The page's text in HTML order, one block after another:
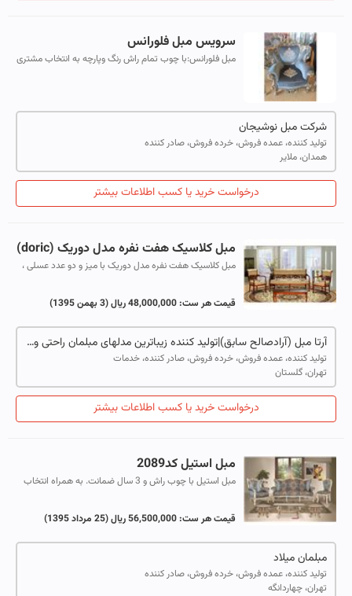
سرویس مبل فلورانس
مبل فلورانس:با چوب تمام راش رنگ وپارچه به انتخاب مشتری
شرکت مبل نوشیجان
تولید کننده، عمده فروش، خرده فروش، صادر کننده
همدان، ملایر
درخواست خرید یا کسب اطلاعات بیشتر
مبل کلاسیک هفت نفره مدل دوریک (doric)
مبل کلاسیک هفت نفره مدل دوریک با میز و دو عدد عسلی ،
قیمت هر ست:48,000,000 ریال (3 بهمن 1395)
آرتا مبل (آرادصالح سابق)|تولید کننده زیباترین مدلهای مبلمان راحتی و کلاسیک مطابق با استانداردهای روز دنیا
تولید کننده، عمده فروش، خرده فروش، صادر کننده، خدمات
تهران، گلستان
درخواست خرید یا کسب اطلاعات بیشتر
مبل استیل کد2089
مبل استیل با چوب راش و 3 سال ضمانت. به همراه انتخاب
قیمت هر ست:56,500,000 ریال (25 مرداد 1395)
مبلمان میلاد
تولید کننده، عمده فروش، خرده فروش، صادر کننده
تهران، چهاردانگه